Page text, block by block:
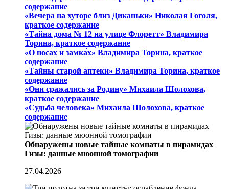
содержание
«Вечера на хуторе близ Диканьки» Николая Гоголя,
краткое содержание
«Тайна дома № 12 на улице Флоретт» Владимира
Торина, краткое содержание
«О носах и замка́х» Владимира Торина, краткое
содержание
«Тайны старой аптеки» Владимира Торина, краткое
содержание
«Они сражались за Родину» Михаила Шолохова,
краткое содержание
«Судьба человека» Михаила Шолохова, краткое
содержание
Обнаружены новые тайные комнаты в пирамидах
Гизы: данные мюонной томографии
27.04.2026